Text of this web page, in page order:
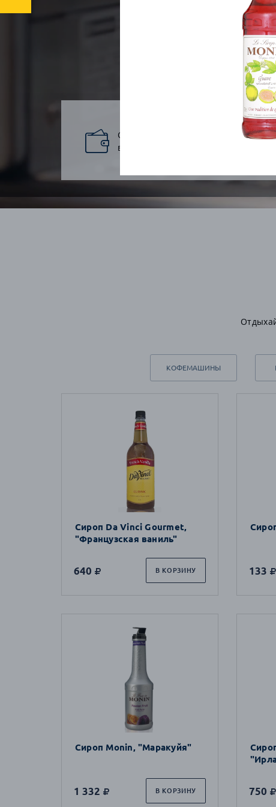
Cashback на
все от 5%
КОФЕМАШИНЫ
Сироп Da Vinci Gourmet,
"Французская ваниль"
640 В КОРЗИНУ 133
Сироп Monin, "Маракуйя"
1 332 В КОРЗИНУ 750